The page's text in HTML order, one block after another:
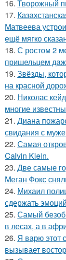
16. Творожный
17.
Матвеева
ещё мягко
18. С ростом 2
пришельцем
19. Звёзды,
на красной
20. Николас
многие
21. Диана
свидания с
22. Самая
Calvin Klein.
23. Две самые
Меган Фокс
24. Михаил
сдержать
25. Самый
в лесах, а в
26. Я варю этот
вызывает